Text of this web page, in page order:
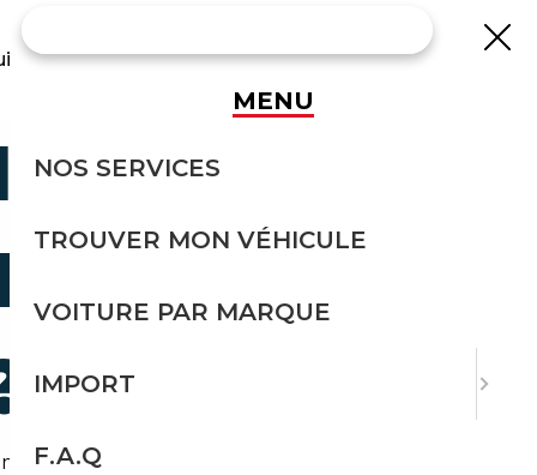
EN
BMW et petit kilométrage feront votre
MENU
NOS SERVICES
TROUVER MON VÉHICULE
VOITURE PAR MARQUE
IMPORT
F.A.Q